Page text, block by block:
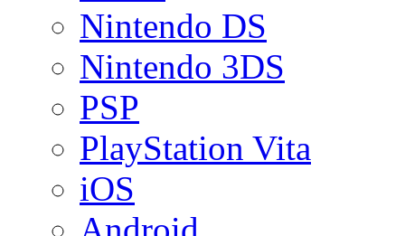
Nintendo DS
Nintendo 3DS
PSP
PlayStation Vita
iOS